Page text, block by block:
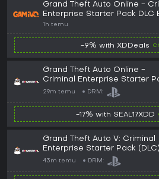
Grand Theft Auto Online -
Enterprise Starter Pack DLC
(PS4)
1h temu
-9% with XDDeals
Grand Theft Auto Online -
Criminal Enterprise Starter
(DLC) (PS4) PSN Key - EU
29m temu DRM:
-17% with SEAL17XDD
Grand Theft Auto V: Criminal
Enterprise Starter Pack (DLC)
(PS4) PSN Key - EU
43m temu DRM: